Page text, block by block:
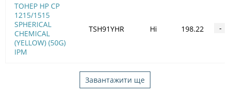
ТОНЕР HP CP
1215/1515
SPHERICAL
CHEMICAL
(YELLOW) (50G)
IPM
TSH91YHR Ні 198.22 -
Завантажити ще